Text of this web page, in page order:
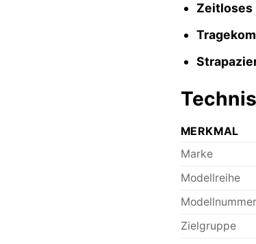
Zeitloses
MERKMAL
Marke
Modellreihe
Modellnummer
Zielgruppe